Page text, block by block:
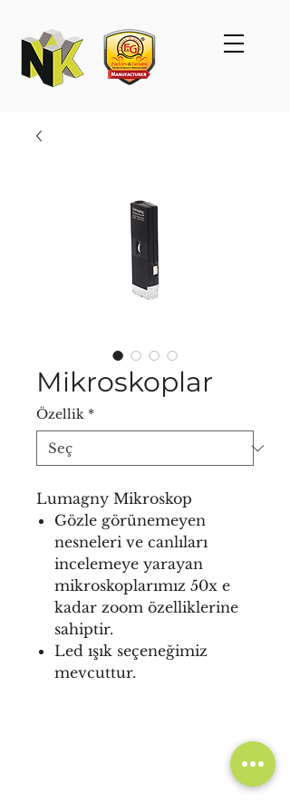
Mikroskoplar
Özellik *
Lumagny Mikroskop
Gözle görünemeyen
nesneleri ve canlıları
incelemeye yarayan
mikroskoplarımız 50x e
kadar zoom özelliklerine
sahiptir.
Led ışık seçeneğimiz
mevcuttur.